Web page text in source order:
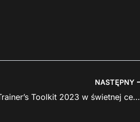
NASTĘPNY
Trainer’s Toolkit 2023 w świetnej cenie